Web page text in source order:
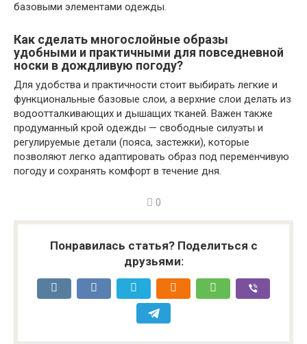
базовыми элементами одежды.
Как сделать многослойные образы
удобными и практичными для повседневной
носки в дождливую погоду?
Для удобства и практичности стоит выбирать легкие и
функциональные базовые слои, а верхние слои делать из
водоотталкивающих и дышащих тканей. Важен также
продуманный крой одежды — свободные силуэты и
регулируемые детали (пояса, застежки), которые
позволяют легко адаптировать образ под переменчивую
погоду и сохранять комфорт в течение дня.
0
Понравилась статья? Поделиться с
друзьями: